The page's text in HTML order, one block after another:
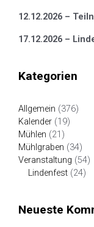
12.12.2026 –
17.12.2026 –
Kategorien
Allgemein (376)
Kalender (19)
Mühlen (21)
Mühlgraben (34)
Veranstaltung (54)
Lindenfest (24)
Neueste